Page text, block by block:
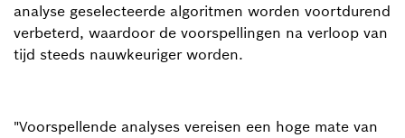
analyse geselecteerde algoritmen worden voortdurend
verbeterd, waardoor de voorspellingen na verloop van
tijd steeds nauwkeuriger worden.
"Voorspellende analyses vereisen een hoge mate van